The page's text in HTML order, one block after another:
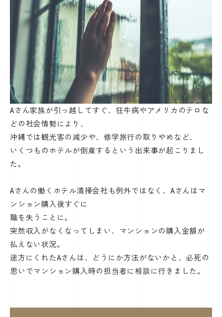
Aさん家族が引っ越してすぐ、狂牛病やアメリカのテロな
どの社会情勢により、
沖縄では観光客の減少や、修学旅行の取りやめなど、
いくつものホテルが倒産するという出来事が起こりまし
た。
Aさんの働くホテル清掃会社も例外ではなく、Aさんはマ
ンション購入後すぐに
職を失うことに。
突然収入がなくなってしまい、マンションの購入金額が
払えない状況。
途方にくれたAさんは、どうにか方法がないかと、必死の
思いでマンション購入時の担当者に相談に行きました。